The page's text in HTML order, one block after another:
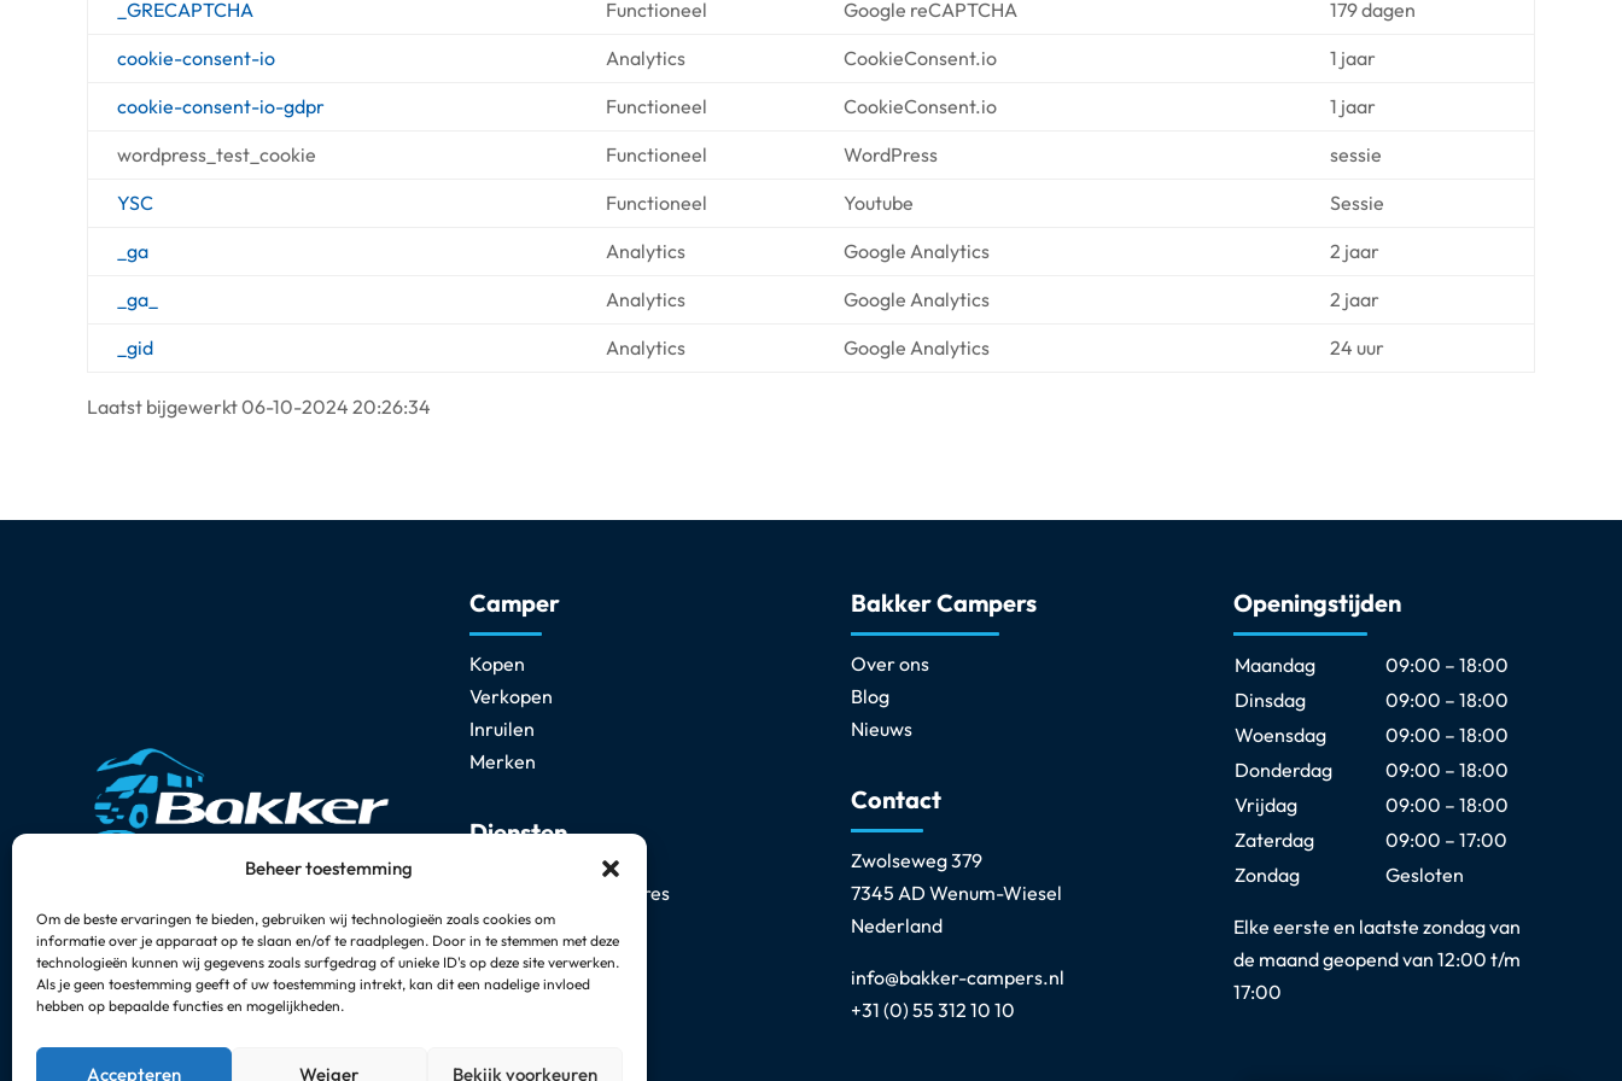
Beheer toestemming
Om de beste ervaringen te bieden, gebruiken wij technologieën zoals cookies om
informatie over je apparaat op te slaan en/of te raadplegen. Door in te stemmen met deze
technologieën kunnen wij gegevens zoals surfgedrag of unieke ID's op deze site verwerken.
Als je geen toestemming geeft of uw toestemming intrekt, kan dit een nadelige invloed
hebben op bepaalde functies en mogelijkheden.
Accepteren Weiger Bekijk voorkeuren
_GRECAPTCHA
Functioneel Google reCAPTCHA
179 dagen
cookie-consent-io
Analytics CookieConsent.io
1 jaar
cookie-consent-io-gdpr
Functioneel CookieConsent.io
1 jaar
wordpress_test_cookie
Functioneel WordPress
sessie
YSC
Functioneel Youtube
Sessie
_ga
Analytics Google Analytics
2 jaar
_ga_
Analytics Google Analytics
2 jaar
_gid
Analytics Google Analytics 24 uur
Laatst bijgewerkt 06-10-2024 20:26:34
Camper
Kopen
Verkopen
Inruilen
Merken
Diensten
Inbouw van accessoires
Poetsen & reinigen
Schadeherstel
Onderhoud & APK
Bakker Campers
Over ons
Blog
Nieuws
Contact
Zwolseweg 379
7345 AD Wenum-Wiesel
Nederland
info@bakker-campers.nl
+31 (0) 55 312 10 10
Openingstijden
Maandag
09:00 – 18:00
Dinsdag
09:00 – 18:00
Woensdag
09:00 – 18:00
Donderdag
09:00 – 18:00
Vrijdag
09:00 – 18:00
Zaterdag
09:00 – 17:00
Zondag
Gesloten
Elke eerste en laatste zondag van
de maand geopend van 12:00 t/m
17:00